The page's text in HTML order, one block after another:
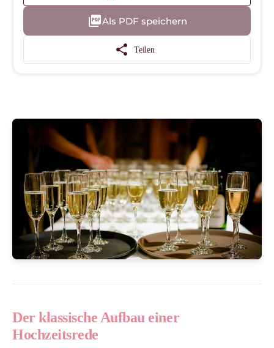
picture_as_pdfAls PDF speichern
share Teilen
Der klassische Aufbau einer
Hochzeitsrede